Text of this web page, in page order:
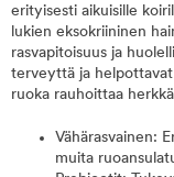
erityisesti aikuisille
lukien eksokriininen
rasvapitoisuus ja
terveyttä ja
ruoka rauhoittaa
Vähärasvainen:
muita